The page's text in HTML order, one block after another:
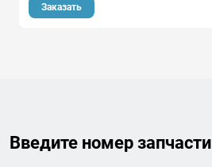
Заказать
Введите номер запчасти